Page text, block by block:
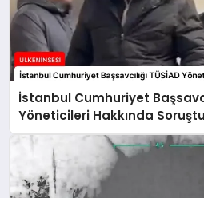
İstanbul Cumhuriyet
Yöneticileri Hakkında